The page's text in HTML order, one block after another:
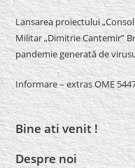
Lansarea proiectului
Militar „Dimitrie Cantemir”
pandemie generată de
Informare – extras OME
Bine ati venit !
Despre noi